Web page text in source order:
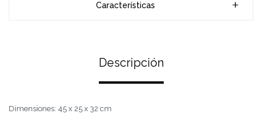
Características
Descripción
Dimensiones: 45 x 25 x 32 cm